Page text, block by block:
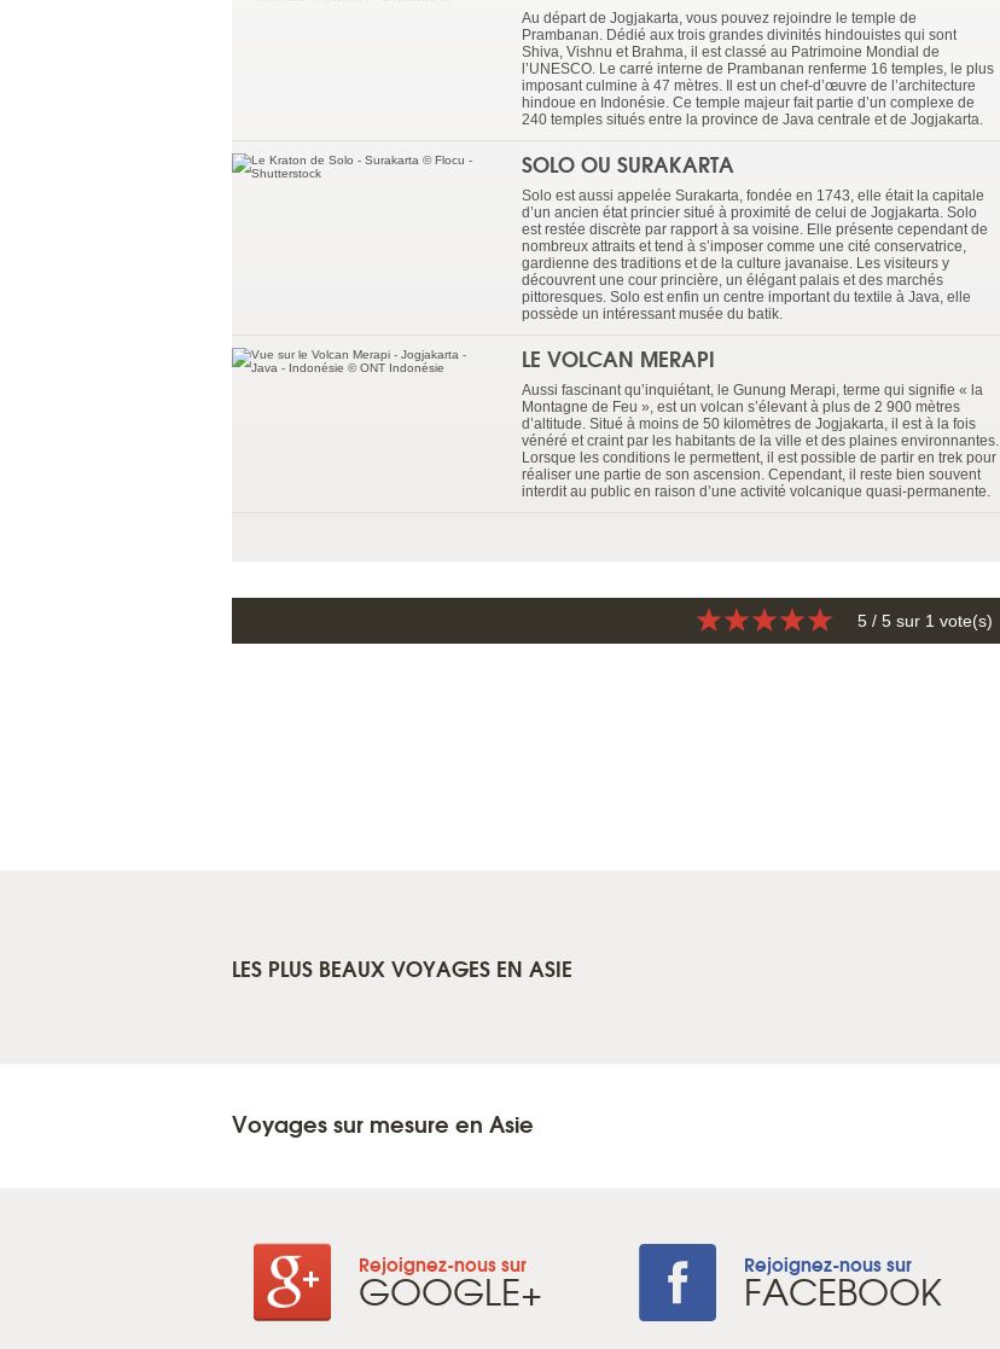
Au départ de Jogjakarta, vous pouvez rejoindre le temple de
Prambanan. Dédié aux trois grandes divinités hindouistes qui sont
Shiva, Vishnu et Brahma, il est classé au Patrimoine Mondial de
l’UNESCO. Le carré interne de Prambanan renferme 16 temples, le plus
imposant culmine à 47 mètres. Il est un chef-d’œuvre de l’architecture
hindoue en Indonésie. Ce temple majeur fait partie d’un complexe de
240 temples situés entre la province de Java centrale et de Jogjakarta.
SOLO OU SURAKARTA
Solo est aussi appelée Surakarta, fondée en 1743, elle était la capitale
d’un ancien état princier situé à proximité de celui de Jogjakarta. Solo
est restée discrète par rapport à sa voisine. Elle présente cependant de
nombreux attraits et tend à s’imposer comme une cité conservatrice,
gardienne des traditions et de la culture javanaise. Les visiteurs y
découvrent une cour princière, un élégant palais et des marchés
pittoresques. Solo est enfin un centre important du textile à Java, elle
possède un intéressant musée du batik.
LE VOLCAN MERAPI
Aussi fascinant qu’inquiétant, le Gunung Merapi, terme qui signifie « la
Montagne de Feu », est un volcan s’élevant à plus de 2 900 mètres
d’altitude. Situé à moins de 50 kilomètres de Jogjakarta, il est à la fois
vénéré et craint par les habitants de la ville et des plaines environnantes.
Lorsque les conditions le permettent, il est possible de partir en trek pour
réaliser une partie de son ascension. Cependant, il reste bien souvent
interdit au public en raison d’une activité volcanique quasi-permanente.
5 / 5 sur 1 vote(s)
LES PLUS BEAUX VOYAGES EN ASIE
Voyages sur mesure en Asie
Rejoignez-nous sur
GOOGLE+ Rejoignez-nous sur
FACEBOOK